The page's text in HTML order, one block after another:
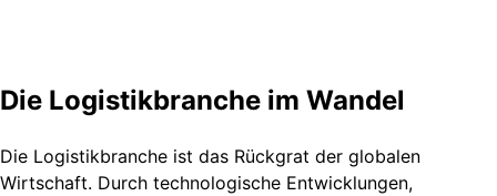
Die Logistikbranche im Wandel
Die Logistikbranche ist das Rückgrat der globalen
Wirtschaft. Durch technologische Entwicklungen,